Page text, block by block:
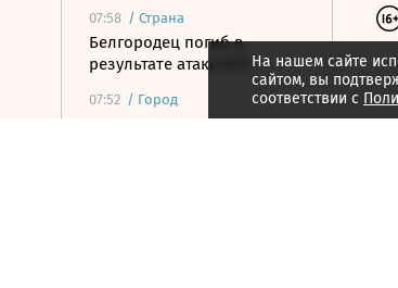
07:58 / Страна
Белгородец погиб в
результате атаки ВСУ
07:52 / Город
Гастрономия, история
На нашем сайте
сайтом, вы
соответствии с